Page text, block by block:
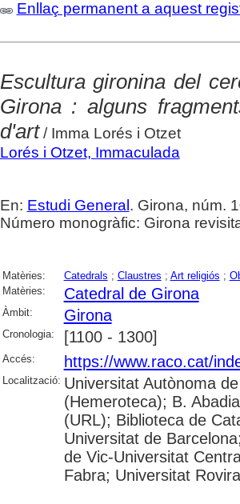
Enllaç permanent a aquest
Escultura gironina del
Girona : alguns
d'art/ Imma Lorés i Otzet
Lorés i Otzet, Immaculada
En: Estudi General . Girona, núm.
Número monogràfic: Girona
Matèries: Catedrals ; Claustres ; Art religiós ;
Matèries:
Catedral de Girona
Àmbit: Girona
Cronologia: [1100 - 1300]
Accés: https://www.raco.cat/
Localització: Universitat Autònoma
(Hemeroteca); B.
(URL); Biblioteca de
Universitat de
de Vic-Universitat
Fabra; Universitat